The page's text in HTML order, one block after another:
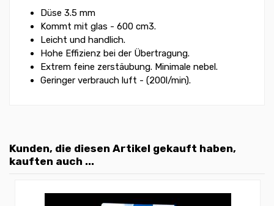
Düse 3.5 mm
Kommt mit glas - 600 cm3.
Leicht und handlich.
Hohe Effizienz bei der Übertragung.
Extrem feine zerstäubung. Minimale nebel.
Geringer verbrauch luft - (200l/min).
Kunden, die diesen Artikel gekauft haben,
kauften auch ...